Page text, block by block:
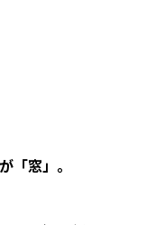
「窓」。